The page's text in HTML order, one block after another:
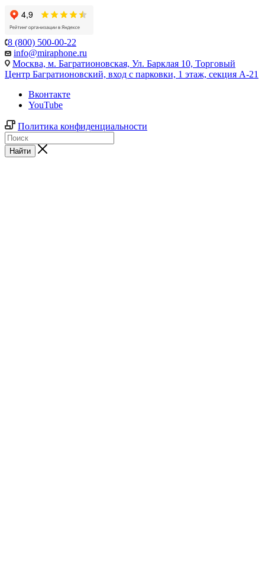
8 (800) 500-00-22
info@miraphone.ru
Москва, м. Багратионовская, Ул. Барклая 10, Торговый
Центр Багратионовский, вход с парковки, 1 этаж, секция А-21
Вконтакте
YouTube
Политика конфиденциальности
Найти